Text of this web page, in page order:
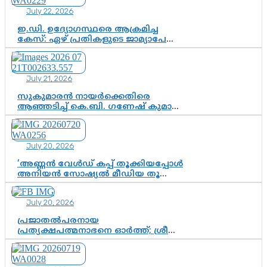
വേണം
July 22, 2026
ഇ.ഡി. ഉദ്യോഗസ്ഥരെ ആക്രമിച്ച
കേസ്: ഏഴ് പ്രതികളുടെ ജാമ്യാപേക്ഷ
വീണ്ടും തള്ളി; അന്വേഷണം തുടരാൻ
കോടതി അനുമതി
July 21, 2026
സുകുമാരൻ നായർക്കെതിരെ
ആഞ്ഞടിച്ച് കെ.ബി. ഗണേഷ് കുമാർ,
വി.ഡി. സതീശന് പൂർണ പിന്തുണ
July 20, 2026
‘അണ്ണൻ വേൾഡ് കപ്പ് തൂക്കിയപ്പോൾ
അനിയൻ സോഷ്യൽ മീഡിയ തൂക്കി’;
ലാമിൻ യമാലിന്റെ
കിരീടധാരണത്തിനിടെ
ശ്രദ്ധാകേന്ദ്രമായി മൂന്ന് വയസ്സുകാരൻ
ചുണക്കുട്ടൻ
July 20, 2026
പ്രജാതൽപരനായ
പ്രത്യക്ഷപത്മനാഭനെ ഓർത്ത്; ശ്രീ
ചിത്തിര തിരുനാൾ മഹാരാജാവിന്റെ
35-ാം നാടുനീങ്ങൽ ദിനം ഇന്ന്